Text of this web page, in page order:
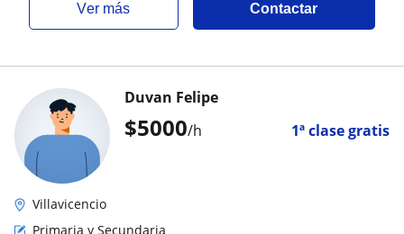
ver más Contactar
$5000/h 1ª clase gratis
Duvan Felipe
Villavicencio
Primaria y Secundaria